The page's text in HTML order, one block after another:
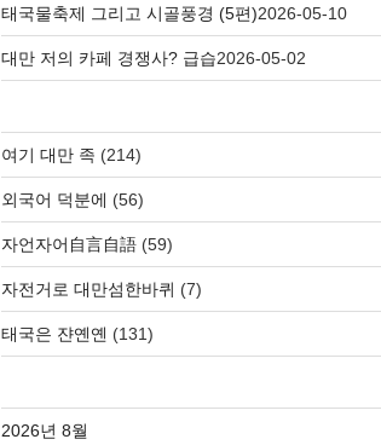
태국물축제 그리고 시골풍경 (5편)2026-05-10
대만 저의 카페 경쟁사? 급습2026-05-02
여기 대만 족 (214)
외국어 덕분에 (56)
자언자어自言自語(59)
자전거로 대만섬한바퀴 (7)
태국은 쟌옌옌 (131)
2026년 8월